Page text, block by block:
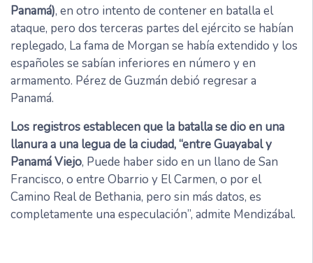
Panamá), en otro intento de contener en batalla el
ataque, pero dos terceras partes del ejército se habían
replegado, La fama de Morgan se había extendido y los
españoles se sabían inferiores en número y en
armamento. Pérez de Guzmán debió regresar a
Panamá.
Los registros establecen que la batalla se dio en una
llanura a una legua de la ciudad, “entre Guayabal y
Panamá Viejo, Puede haber sido en un llano de San
Francisco, o entre Obarrio y El Carmen, o por el
Camino Real de Bethania, pero sin más datos, es
completamente una especulación”, admite Mendizábal.